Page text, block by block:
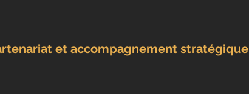
et accompagnement stratégique